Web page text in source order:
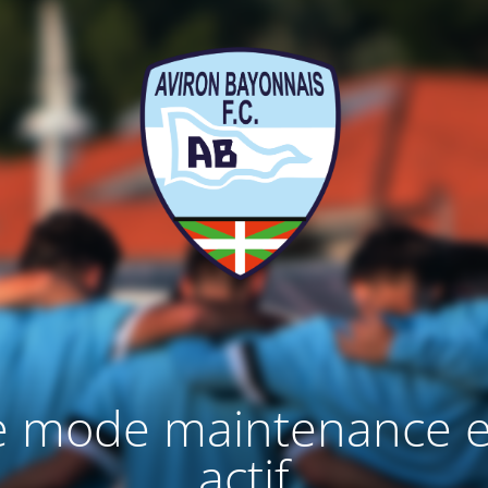
mode maintenance